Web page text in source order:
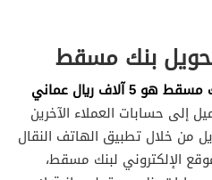
بنك مسقط
ريال عماني
إلى حسابات العملاء الآخرين
من خلال تطبيق الهاتف النقال
الإلكتروني لبنك مسقط،